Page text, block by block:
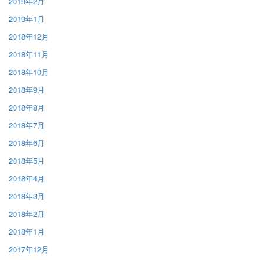
2019年1月
2018年12月
2018年11月
2018年10月
2018年9月
2018年8月
2018年7月
2018年6月
2018年5月
2018年4月
2018年3月
2018年2月
2018年1月
2017年12月